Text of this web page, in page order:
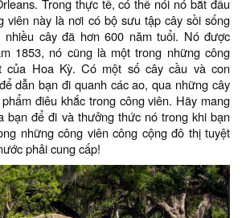
Trong thực tế, có thể nói nó bắt đầu
viên này là nơi có bộ sưu tập cây sồi sống
nhiều cây đã hơn 600 năm tuổi. Nó được
1853, nó cũng là một trong những công
của Hoa Kỳ. Có một số cây cầu và con
dẫn bạn đi quanh các ao, qua những cây
điêu khắc trong công viên. Hãy mang
bạn để đi và thưởng thức nó trong khi bạn
những công viên công cộng đô thị tuyệt
phải cung cấp!